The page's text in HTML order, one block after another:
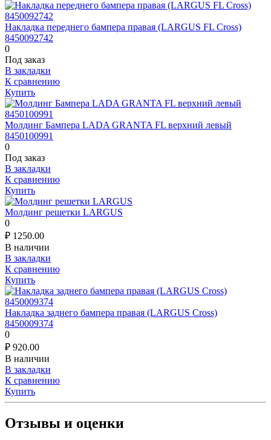
Накладка переднего бампера правая (LARGUS FL Cross)
8450092742
0
Под заказ
В закладки
К сравнению
Купить
Молдинг Бампера LADA GRANTA FL верхний левый
8450100991
0
Под заказ
В закладки
К сравнению
Купить
Молдинг решетки LARGUS
0
₽ 1250.00
В наличии
В закладки
К сравнению
Купить
Накладка заднего бампера правая (LARGUS Cross)
8450009374
0
₽ 920.00
В наличии
В закладки
К сравнению
Купить
Отзывы и оценки